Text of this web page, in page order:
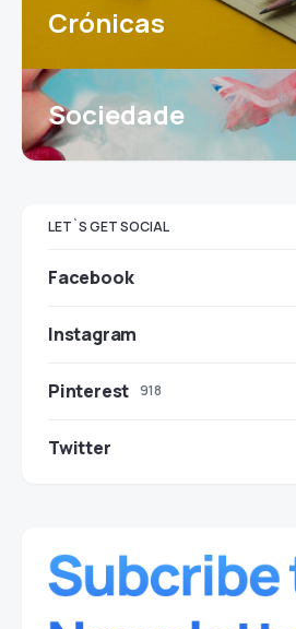
Crónicas
Sociedade
LET`S GET SOCIAL
Facebook
Instagram
Pinterest 918
Twitter